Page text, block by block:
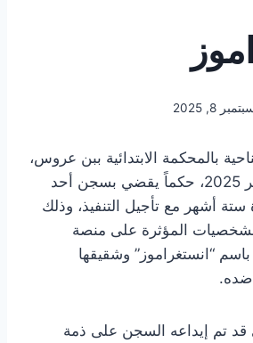
8, 2025
بالمحكمة الابتدائية ببن عروس،
يوم الاثنين 8 سبتمبر 2025، حكماً يقضي بسجن أحد
أشهر مع تأجيل التنفيذ، وذلك
المؤثرة على منصة
“انستغراموز” وشقيقها
ضده.
قد تم إيداعه السجن على ذمة